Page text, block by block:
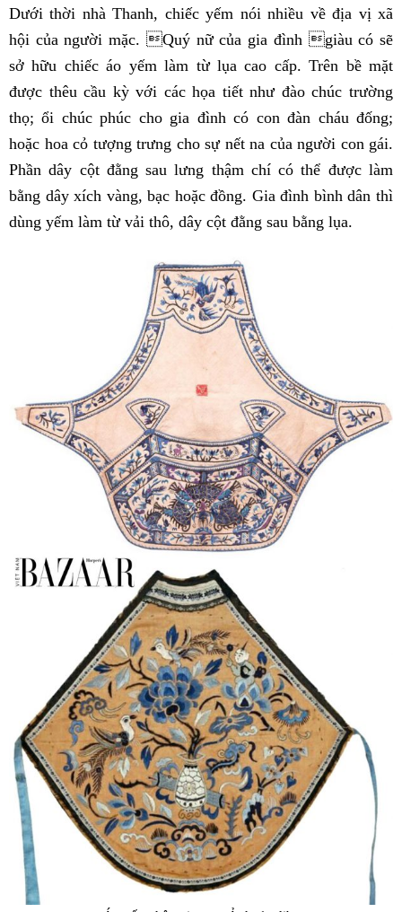
Dưới thời nhà Thanh, chiếc yếm nói nhiều về địa vị xã
hội của người mặc. Quý nữ của gia đình giàu có sẽ
sở hữu chiếc áo yếm làm từ lụa cao cấp. Trên bề mặt
được thêu cầu kỳ với các họa tiết như đào chúc trường
thọ; ổi chúc phúc cho gia đình có con đàn cháu đống;
hoặc hoa cỏ tượng trưng cho sự nết na của người con gái.
Phần dây cột đằng sau lưng thậm chí có thể được làm
bằng dây xích vàng, bạc hoặc đồng. Gia đình bình dân thì
dùng yếm làm từ vải thô, dây cột đằng sau bằng lụa.